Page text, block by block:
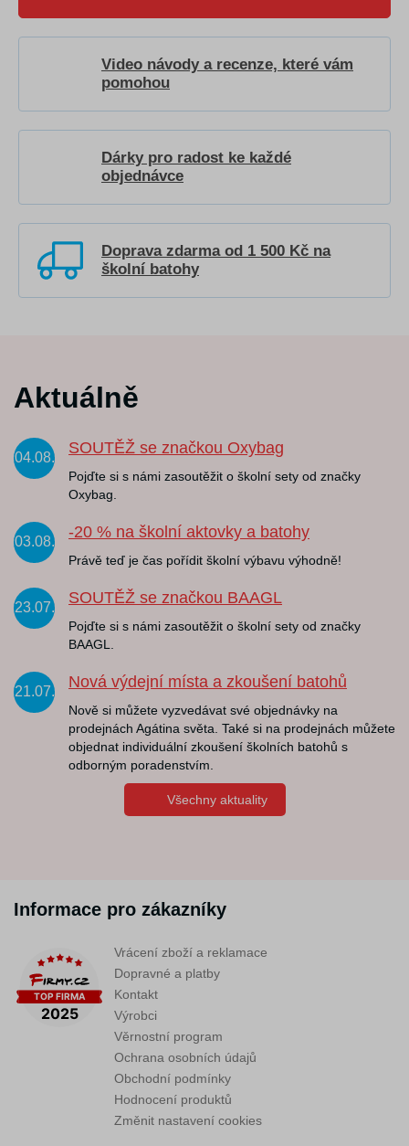
Video návody a recenze, které vám
pomohou
Dárky pro radost ke každé
objednávce
Doprava zdarma od 1 500 Kč na
školní batohy
Aktuálně
04.08.
SOUTĚŽ se značkou Oxybag
Pojďte si s námi zasoutěžit o školní sety od značky
Oxybag.
03.08.
-20 % na školní aktovky a batohy
Právě teď je čas pořídit školní výbavu výhodně!
23.07.
SOUTĚŽ se značkou BAAGL
Pojďte si s námi zasoutěžit o školní sety od značky
BAAGL.
21.07.
Nová výdejní místa a zkoušení batohů
Nově si můžete vyzvedávat své objednávky na
prodejnách Agátina světa. Také si na prodejnách můžete
objednat individuální zkoušení školních batohů s
odborným poradenstvím.
Všechny aktuality
Informace pro zákazníky
Vrácení zboží a reklamace
Dopravné a platby
Kontakt
Výrobci
Věrnostní program
Ochrana osobních údajů
Obchodní podmínky
Hodnocení produktů
Změnit nastavení cookies